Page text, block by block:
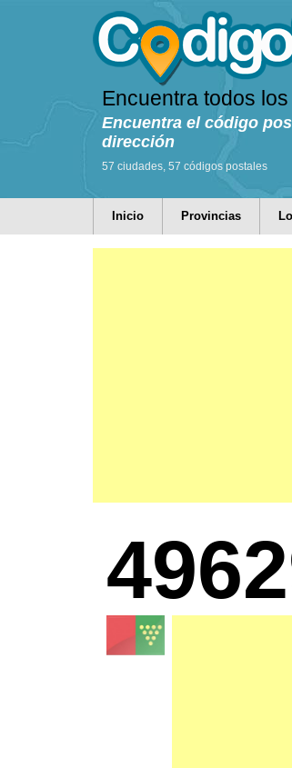
Encuentra todos
Encuentra el código
dirección
57 ciudades, 57 códigos postales
Inicio Provincias